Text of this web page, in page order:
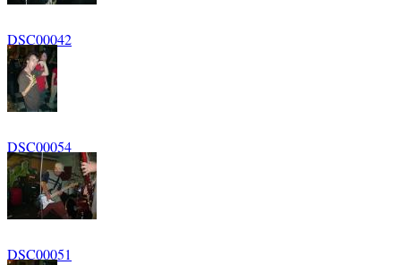
DSC00042
DSC00054
DSC00051